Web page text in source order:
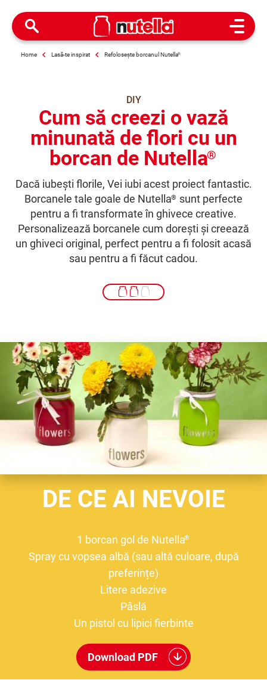
Open
Home Lasă-te inspirat Refolosește borcanul Nutella®
DIY
Cum să creezi o vază
minunată de flori cu un
borcan de Nutella®
Dacă iubești florile, Vei iubi acest proiect fantastic.
Borcanele tale goale de Nutella® sunt perfecte
pentru a fi transformate în ghivece creative.
Personalizează borcanele cum dorești și creează
un ghiveci original, perfect pentru a fi folosit acasă
sau pentru a fi făcut cadou.
DE CE AI NEVOIE
1 borcan gol de Nutella®
Spray cu vopsea albă (sau altă culoare, după
preferințe)
Litere adezive
Pâslă
Un pistol cu lipici fierbinte
Download PDF